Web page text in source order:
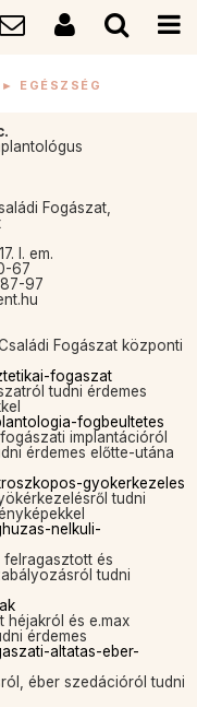
► EGÉSZSÉG
Fogászat,
I. em.
67
97
Fogászat központi
fogaszat
tudni érdemes
fogbeultetes
implantációról
érdemes előtte-utána
gyokerkezeles
tudni
nelkuli-
és
tudni
héjakról és e.max
érdemes
altatas-eber-
éber szedációról tudni